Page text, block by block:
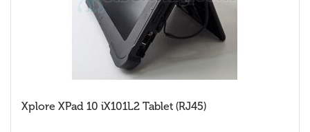
Xplore XPad 10 iX101L2 Tablet (RJ45)